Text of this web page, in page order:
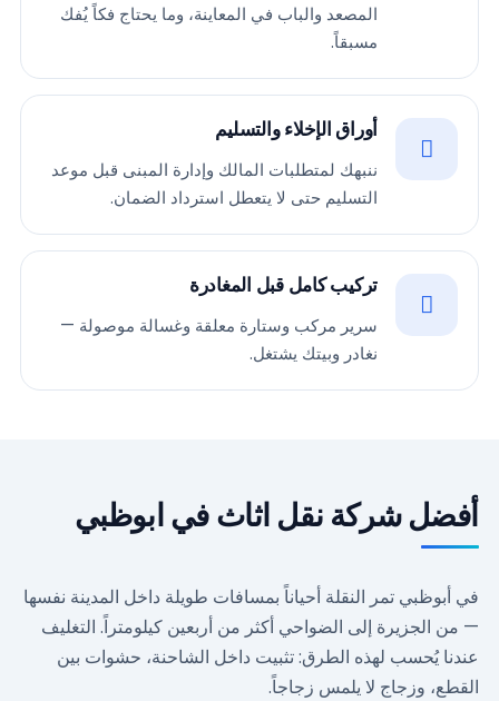
المصعد والباب في المعاينة، وما يحتاج فكاً يُفك
مسبقاً.
أوراق الإخلاء والتسليم
ننبهك لمتطلبات المالك وإدارة المبنى قبل موعد
التسليم حتى لا يتعطل استرداد الضمان.
تركيب كامل قبل المغادرة
سرير مركب وستارة معلقة وغسالة موصولة —
نغادر وبيتك يشتغل.
أفضل شركة نقل اثاث في ابوظبي
في أبوظبي تمر النقلة أحياناً بمسافات طويلة داخل المدينة نفسها
— من الجزيرة إلى الضواحي أكثر من أربعين كيلومتراً. التغليف
عندنا يُحسب لهذه الطرق: تثبيت داخل الشاحنة، حشوات بين
القطع، وزجاج لا يلمس زجاجاً.